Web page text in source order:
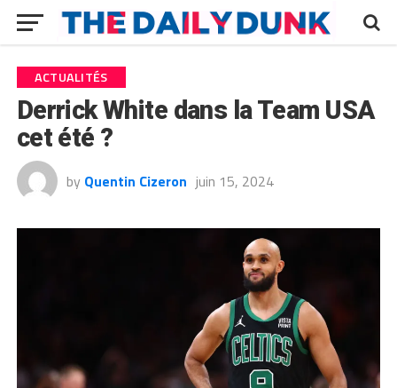
ACTUALITÉS
Derrick White dans la Team USA
cet été ?
by Quentin Cizeron juin 15, 2024